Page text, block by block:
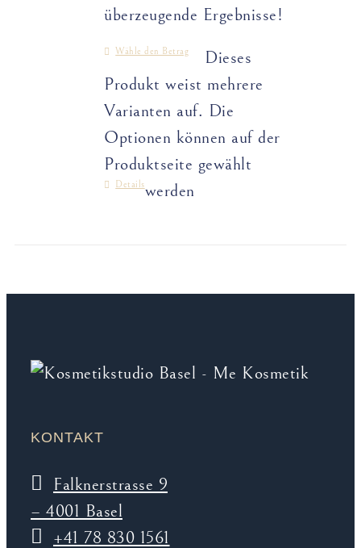
überzeugende Ergebnisse!
Wähle den Betrag
Dieses
Produkt weist mehrere
Varianten auf. Die
Optionen können auf der
Produktseite gewählt
werden
Details
KONTAKT
Falknerstrasse 9
– 4001 Basel
+41 78 830 1561